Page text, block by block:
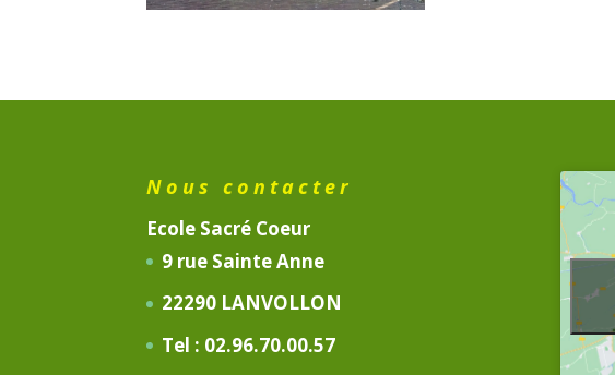
Nous contacter
Ecole Sacré Coeur
9 rue Sainte Anne
22290 LANVOLLON
Tel : 02.96.70.00.57